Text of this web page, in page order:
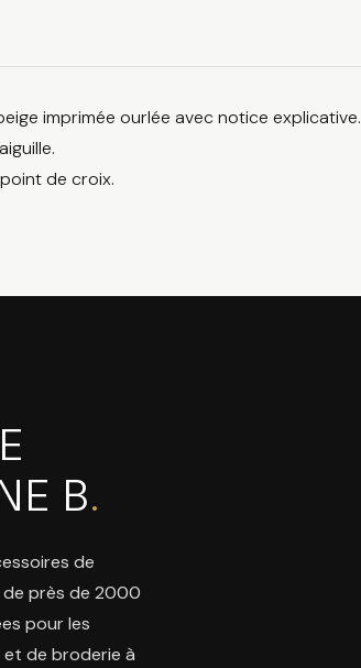
imprimée ourlée avec notice explicative.
de croix.
B.
de
près de 2000
pour les
de broderie à